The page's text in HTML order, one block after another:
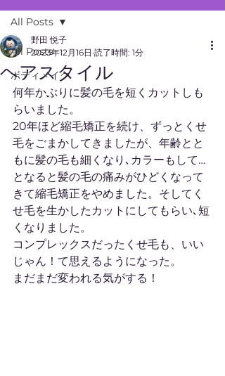
All Posts
ボディメイク
All Posts
ヘアスタイル
野田 悦子
2023年12月16日 読了時間: 1分
何年かぶりに髪の毛を短くカットしも
らいました。
20年ほど縮毛矯正を続け、ずっとくせ
毛をごまかしてきましたが、年齢とと
もに髪の毛も細くなり､カラーもして…
となると髪の毛の痛みがひどくなって
きて縮毛矯正をやめました。そしてく
せ毛を生かしたカットにしてもらい､短
くなりました。
コンプレックスだったくせ毛も、いい
じゃん！て思えるようになった。
まだまだ変われる気がする！